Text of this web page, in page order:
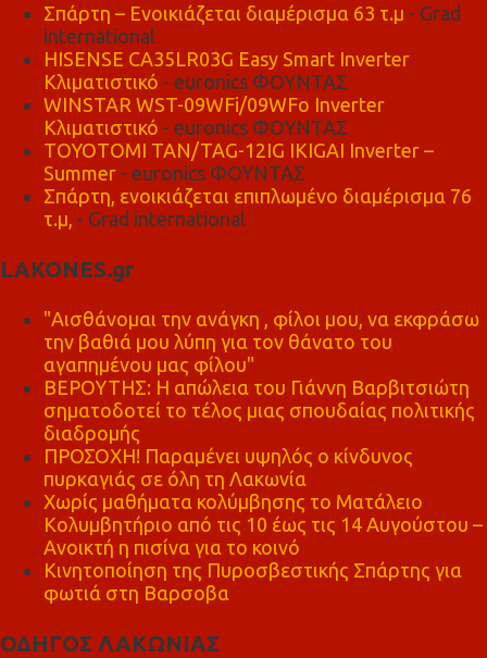
Σπάρτη – Ενοικιάζεται διαμέρισμα 63 τ.μ - Grad
international
HISENSE CA35LR03G Easy Smart Inverter
Κλιματιστικό - euronics ΦΟΥΝΤΑΣ
WINSTAR WST-09WFi/09WFo Inverter
Κλιματιστικό - euronics ΦΟΥΝΤΑΣ
TOYOTOMI TAN/TAG-12IG IKIGAI Inverter –
Summer - euronics ΦΟΥΝΤΑΣ
Σπάρτη, ενοικιάζεται επιπλωμένο διαμέρισμα 76
τ.μ, - Grad international
LAKONES.gr
"Αισθάνομαι την ανάγκη , φίλοι μου, να εκφράσω
την βαθιά μου λύπη για τον θάνατο του
αγαπημένου μας φίλου"
ΒΕΡΟΥΤΗΣ: Η απώλεια του Γιάννη Βαρβιτσιώτη
σηματοδοτεί το τέλος μιας σπουδαίας πολιτικής
διαδρομής
ΠΡΟΣΟΧΗ! Παραμένει υψηλός ο κίνδυνος
πυρκαγιάς σε όλη τη Λακωνία
Χωρίς μαθήματα κολύμβησης το Ματάλειο
Κολυμβητήριο από τις 10 έως τις 14 Αυγούστου –
Ανοικτή η πισίνα για το κοινό
Κινητοποίηση της Πυροσβεστικής Σπάρτης για
φωτιά στη Βαρσοβα
ΟΔΗΓΟΣ ΛΑΚΩΝΙΑΣ